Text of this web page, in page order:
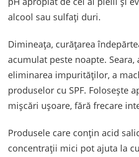
alcool sau sulfați duri.
Dimineața, curățarea
acumulat peste noapte. Seara,
eliminarea impurităților, a
produselor cu SPF. Folosește
mișcări ușoare, fără frecare
Produsele care conțin acid
concentrații mici pot ajuta la